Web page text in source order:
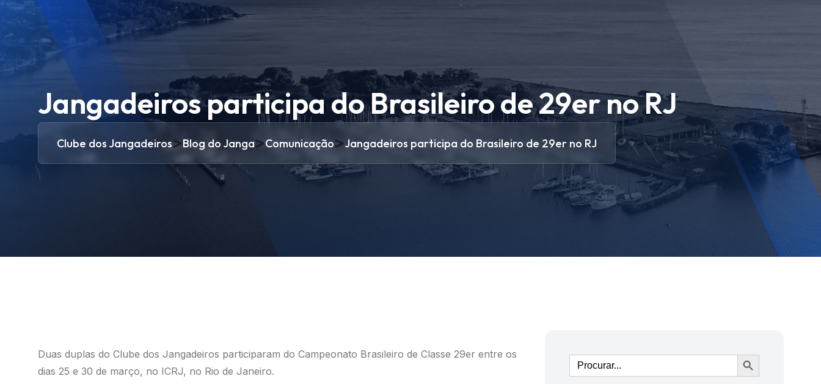
Jangadeiros participa do Brasileiro de 29er no RJ
Clube dos Jangadeiros>Blog do Janga>Comunicação>Jangadeiros participa do Brasileiro de 29er no RJ
Duas duplas do Clube dos Jangadeiros participaram do Campeonato Brasileiro de Classe 29er entre os
dias 25 e 30 de março, no ICRJ, no Rio de Janeiro.
Ir